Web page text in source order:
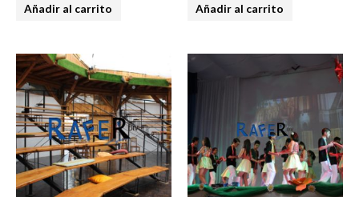
Añadir al carrito Añadir al carrito